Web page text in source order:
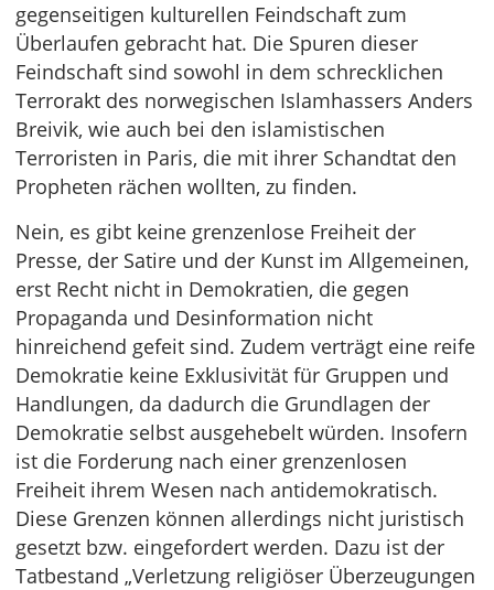
gegenseitigen kulturellen Feindschaft zum
Überlaufen gebracht hat. Die Spuren dieser
Feindschaft sind sowohl in dem schrecklichen
Terrorakt des norwegischen Islamhassers Anders
Breivik, wie auch bei den islamistischen
Terroristen in Paris, die mit ihrer Schandtat den
Propheten rächen wollten, zu finden.
Nein, es gibt keine grenzenlose Freiheit der
Presse, der Satire und der Kunst im Allgemeinen,
erst Recht nicht in Demokratien, die gegen
Propaganda und Desinformation nicht
hinreichend gefeit sind. Zudem verträgt eine reife
Demokratie keine Exklusivität für Gruppen und
Handlungen, da dadurch die Grundlagen der
Demokratie selbst ausgehebelt würden. Insofern
ist die Forderung nach einer grenzenlosen
Freiheit ihrem Wesen nach antidemokratisch.
Diese Grenzen können allerdings nicht juristisch
gesetzt bzw. eingefordert werden. Dazu ist der
Tatbestand „Verletzung religiöser Überzeugungen